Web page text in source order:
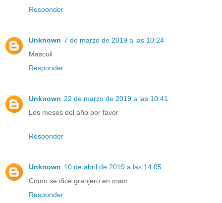
Responder
Unknown 7 de marzo de 2019 a las 10:24
Mascuil
Responder
Unknown 22 de marzo de 2019 a las 10:41
Los meses del año por favor
Responder
Unknown 10 de abril de 2019 a las 14:05
Como se dice granjero en mam
Responder